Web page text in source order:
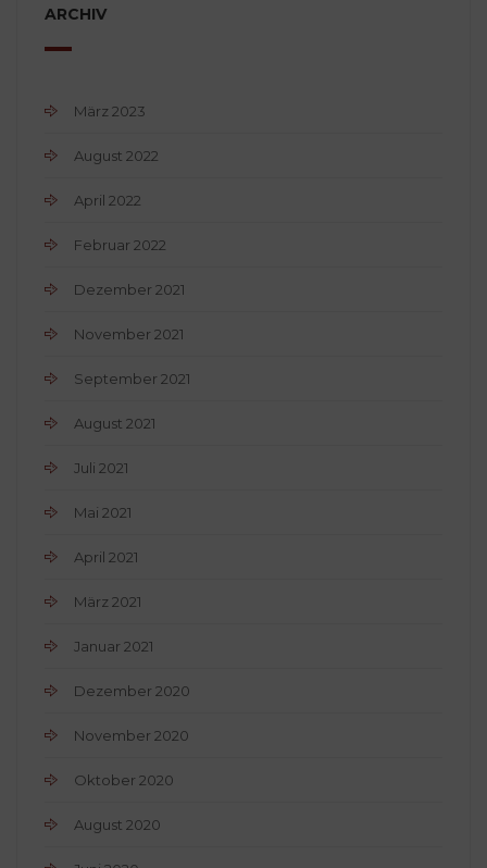
ARCHIV
März 2023
August 2022
April 2022
Februar 2022
Dezember 2021
November 2021
September 2021
August 2021
Juli 2021
Mai 2021
April 2021
März 2021
Januar 2021
Dezember 2020
November 2020
Oktober 2020
August 2020